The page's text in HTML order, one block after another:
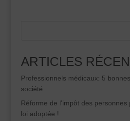
ARTICLES
Professionnels médicaux: 5
société
Réforme de l’impôt des
loi adoptée !